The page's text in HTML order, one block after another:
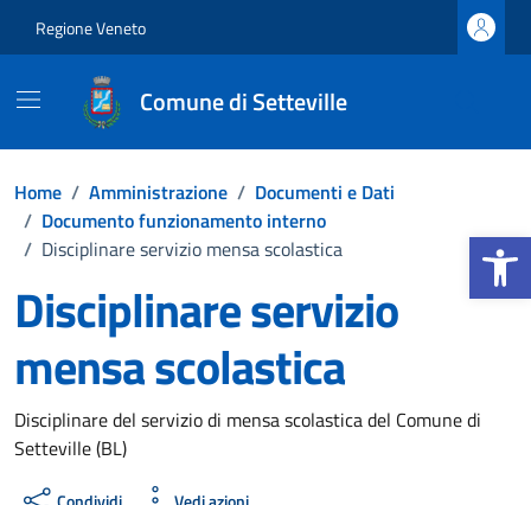
Apri la
Regione Veneto
Comune di Setteville
Home / Amministrazione / Documenti e Dati
/ Documento funzionamento interno
/ Disciplinare servizio mensa scolastica
Disciplinare servizio
mensa scolastica
Dettagli del documento
Disciplinare del servizio di mensa scolastica del Comune di
Setteville (BL)